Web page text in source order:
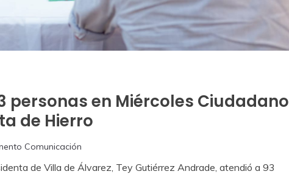
personas en Miércoles Ciudadano
de Hierro
Comunicación
de Villa de Álvarez, Tey Gutiérrez Andrade, atendió a 93